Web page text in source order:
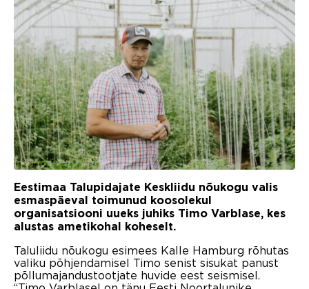
Eestimaa Talupidajate Keskliidu nõukogu valis
esmaspäeval toimunud koosolekul
organisatsiooni uueks juhiks Timo Varblase, kes
alustas ametikohal koheselt.
Taluliidu nõukogu esimees Kalle Hamburg rõhutas
valiku põhjendamisel Timo senist sisukat panust
põllumajandustootjate huvide eest seismisel.